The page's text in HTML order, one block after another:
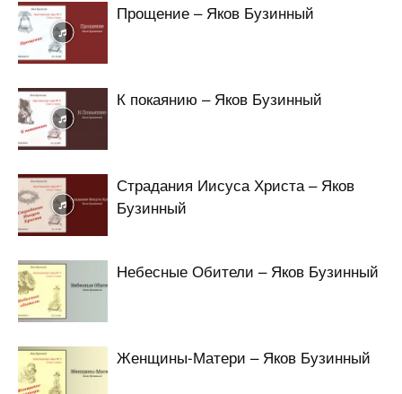
Прощение – Яков Бузинный
К покаянию – Яков Бузинный
Страдания Иисуса Христа – Яков
Бузинный
Небесные Обители – Яков Бузинный
Женщины-Матери – Яков Бузинный